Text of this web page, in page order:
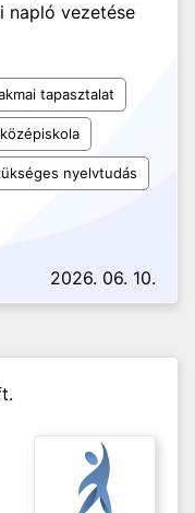
napló vezetése
tapasztalat
nyelvtudás
2026. 06. 10.